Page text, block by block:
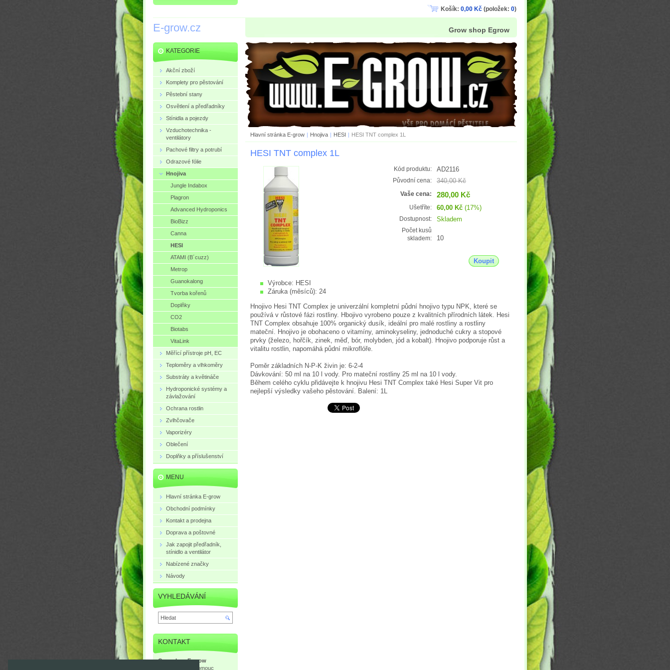
E-grow.cz Grow shop Egrow
Hlavní stránka E-grow | Hnojiva | HESI | HESI TNT complex 1L
HESI TNT complex 1L
Výrobce: HESI
Záruka (měsíců): 24
Kód produktu: AD2116
Původní cena: 340,00 Kč
Vaše cena: 280,00 Kč
Ušetříte: 60,00 Kč (17%)
Dostupnost: Skladem
Počet kusů
skladem:
10
Koupit
Hnojivo Hesi TNT Complex je univerzální kompletní půdní hnojivo typu NPK, které se
používá v růstové fázi rostliny. Hbojivo vyrobeno pouze z kvalitních přírodních látek. Hesi
TNT Complex obsahuje 100% organický dusík, ideální pro malé rostliny a rostliny
mateční. Hnojivo je obohaceno o vitamíny, aminokyseliny, jednoduché cukry a stopové
prvky (železo, hořčík, zinek, měď, bór, molybden, jód a kobalt). Hnojivo podporuje růst a
vitalitu rostlin, napomáhá půdní mikroflóře.
Poměr základních N-P-K živin je: 6-2-4
Dávkování: 50 ml na 10 l vody. Pro mateční rostliny 25 ml na 10 l vody.
Během celého cyklu přidávejte k hnojivu Hesi TNT Complex také Hesi Super Vit pro
nejlepší výsledky vašeho pěstování. Balení: 1L
KATEGORIE
Akční zboží
Komplety pro pěstování
Pěstební stany
Osvětlení a předřadníky
Stínidla a pojezdy
Vzduchotechnika -
ventilátory
Pachové filtry a potrubí
Odrazové fólie
Hnojiva
Jungle Indabox
Plagron
Advanced Hydroponics
BioBizz
Canna
HESI
ATAMI (B´cuzz)
Metrop
Guanokalong
Tvorba kořenů
Doplňky
CO2
Biotabs
VitaLink
Měřící přístroje pH, EC
Teploměry a vlhkoměry
Substráty a květináče
Hydroponické systémy a
závlažování
Ochrana rostlin
Zvlhčovače
Vaporizéry
Oblečení
Doplňky a příslušenství
MENU
Hlavní stránka E-grow
Obchodní podmínky
Kontakt a prodejna
Doprava a poštovné
Jak zapojit předřadník,
stínidlo a ventilátor
Nabízené značky
Návody
VYHLEDÁVÁNÍ
KONTAKT
Growshop E-grow
Mlčochova 3, Olomouc
Košík: 0,00 Kč (položek: 0)